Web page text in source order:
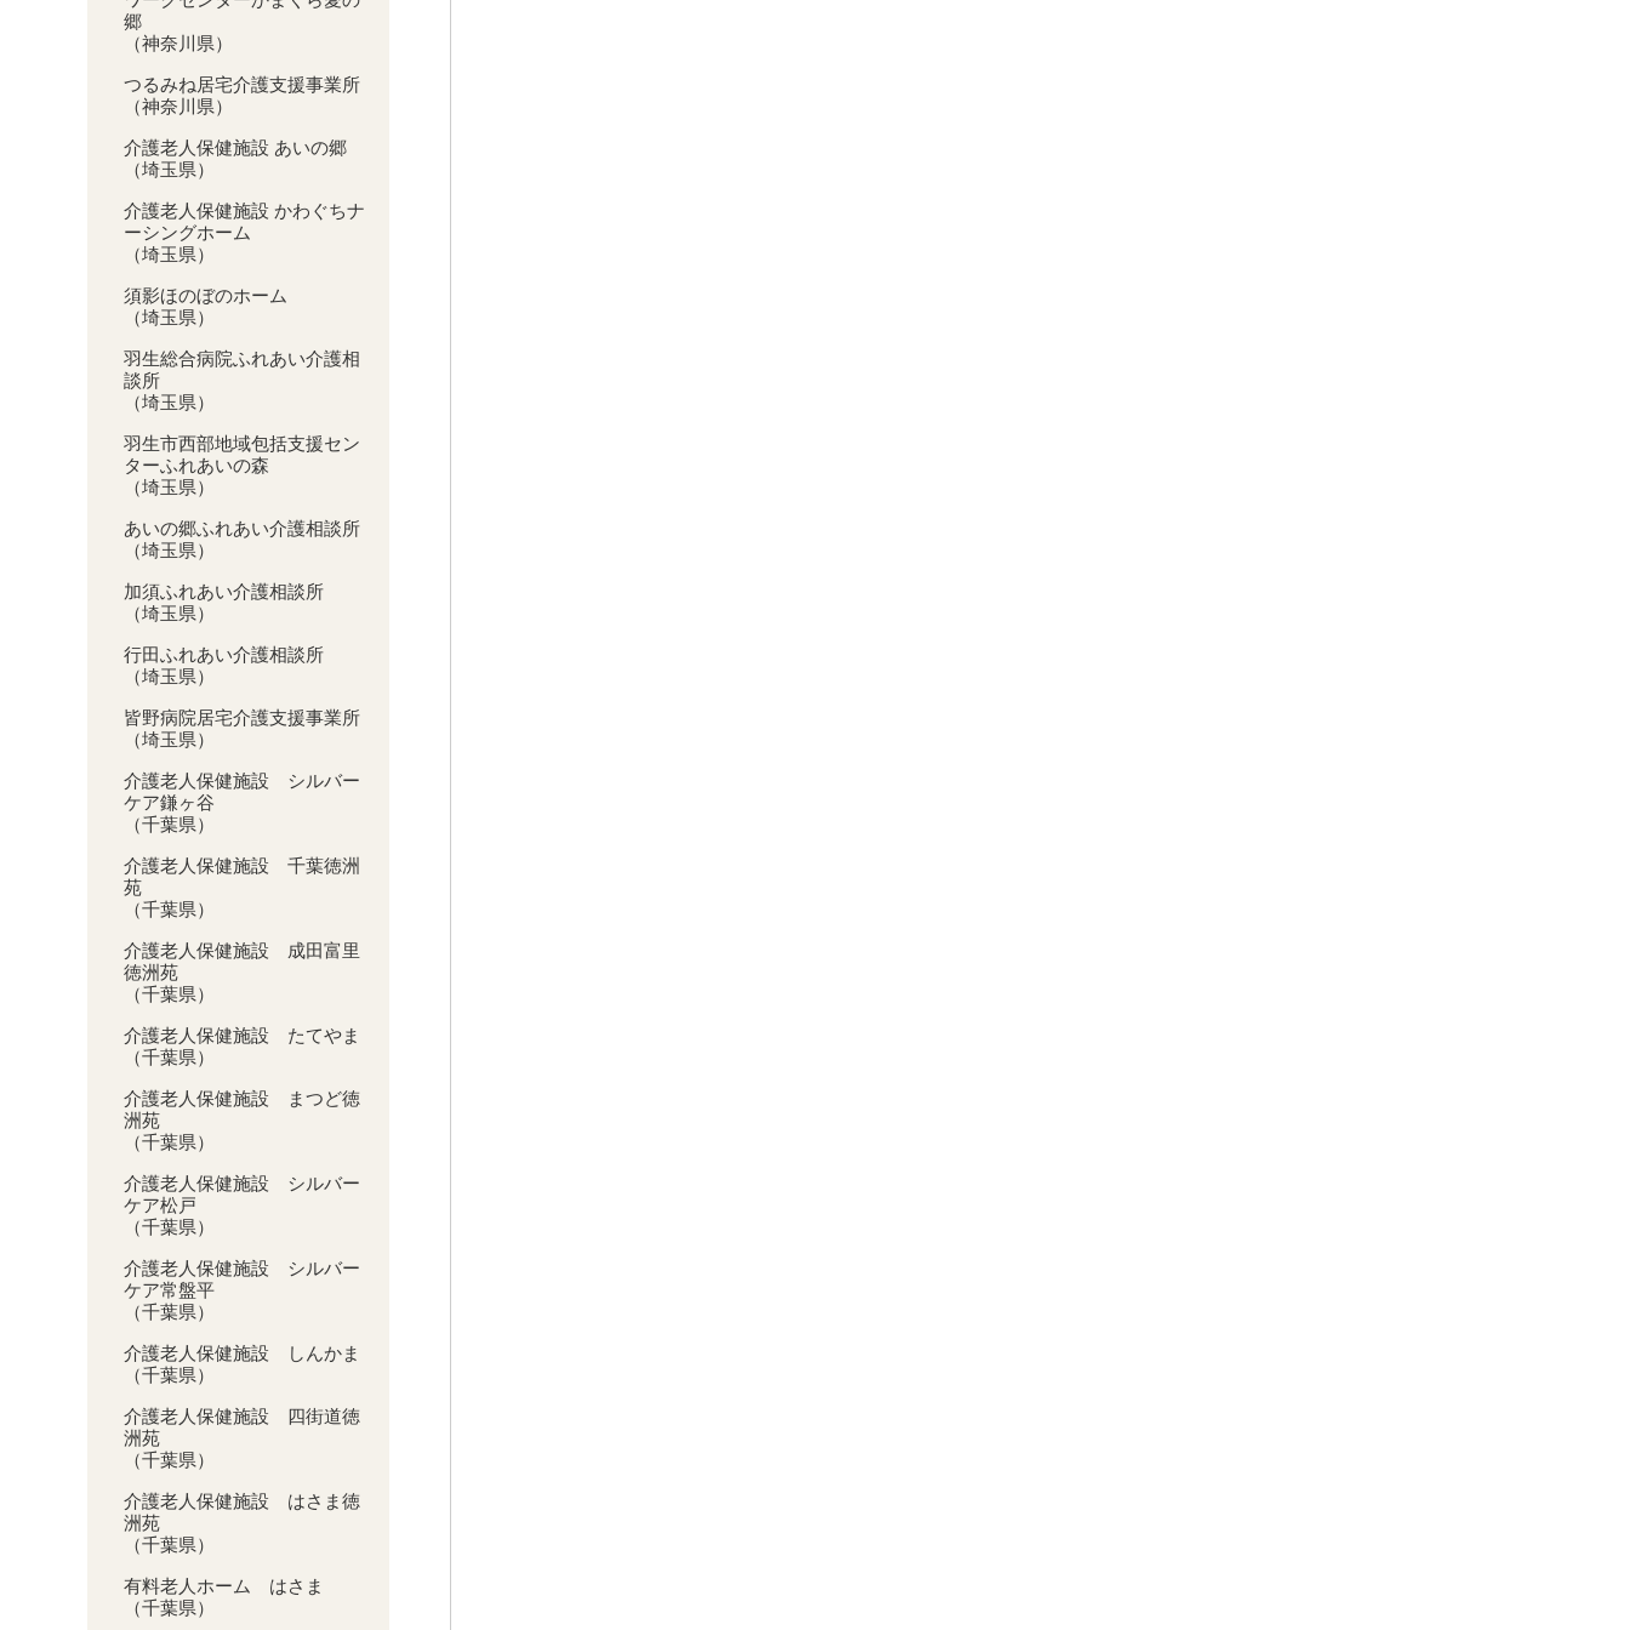
郷
（神奈川県）
つるみね居宅介護支援事業所
（神奈川県）
介護老人保健施設 あいの郷
（埼玉県）
介護老人保健施設 かわぐちナ
ーシングホーム
（埼玉県）
須影ほのぼのホーム
（埼玉県）
羽生総合病院ふれあい介護相
談所
（埼玉県）
羽生市西部地域包括支援セン
ターふれあいの森
（埼玉県）
あいの郷ふれあい介護相談所
（埼玉県）
加須ふれあい介護相談所
（埼玉県）
行田ふれあい介護相談所
（埼玉県）
皆野病院居宅介護支援事業所
（埼玉県）
介護老人保健施設 シルバー
ケア鎌ヶ谷
（千葉県）
介護老人保健施設 千葉徳洲
苑
（千葉県）
介護老人保健施設 成田富里
徳洲苑
（千葉県）
介護老人保健施設 たてやま
（千葉県）
介護老人保健施設 まつど徳
洲苑
（千葉県）
介護老人保健施設 シルバー
ケア松戸
（千葉県）
介護老人保健施設 シルバー
ケア常盤平
（千葉県）
介護老人保健施設 しんかま
（千葉県）
介護老人保健施設 四街道徳
洲苑
（千葉県）
介護老人保健施設 はさま徳
洲苑
（千葉県）
有料老人ホーム はさま
（千葉県）